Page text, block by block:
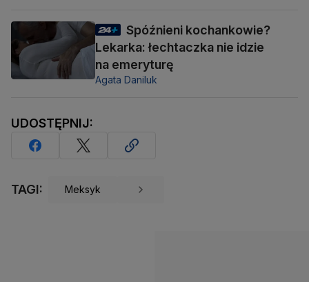
Spóźnieni kochankowie?
Lekarka: łechtaczka nie idzie
na emeryturę
Agata Daniluk
UDOSTĘPNIJ:
TAGI: Meksyk